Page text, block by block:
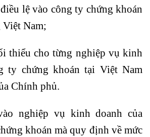
lệ vào công ty chứng khoán
Nam;
thiểu cho từng nghiệp vụ kinh
ty chứng khoán tại Việt Nam
Chính phủ.
nghiệp vụ kinh doanh của
khoán mà quy định về mức